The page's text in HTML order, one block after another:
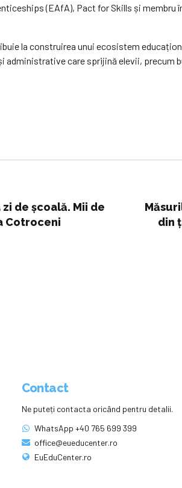
(EAfA), Pact for Skills și
la construirea unui ecosistem
administrative care sprijină elevii,
de școală. Mii de
Cotroceni
din
Contact
Ne puteți contacta oricând pentru detalii.
WhatsApp +40 765 699 399
office@eueducenter.ro
EuEduCenter.ro